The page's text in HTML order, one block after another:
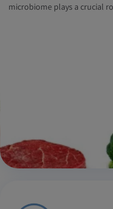
microbiome plays a crucial